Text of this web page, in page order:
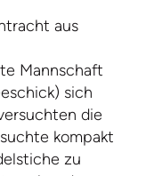
aus
Mannschaft
sich
die
kompakt
zu